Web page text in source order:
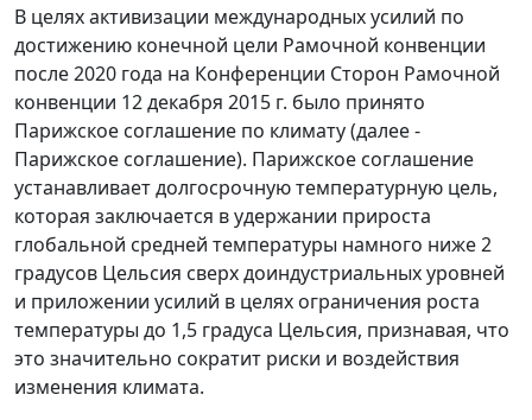
В целях активизации международных усилий по
достижению конечной цели Рамочной конвенции
после 2020 года на Конференции Сторон Рамочной
конвенции 12 декабря 2015 г. было принято
Парижское соглашение по климату (далее -
Парижское соглашение). Парижское соглашение
устанавливает долгосрочную температурную цель,
которая заключается в удержании прироста
глобальной средней температуры намного ниже 2
градусов Цельсия сверх доиндустриальных уровней
и приложении усилий в целях ограничения роста
температуры до 1,5 градуса Цельсия, признавая, что
это значительно сократит риски и воздействия
изменения климата.